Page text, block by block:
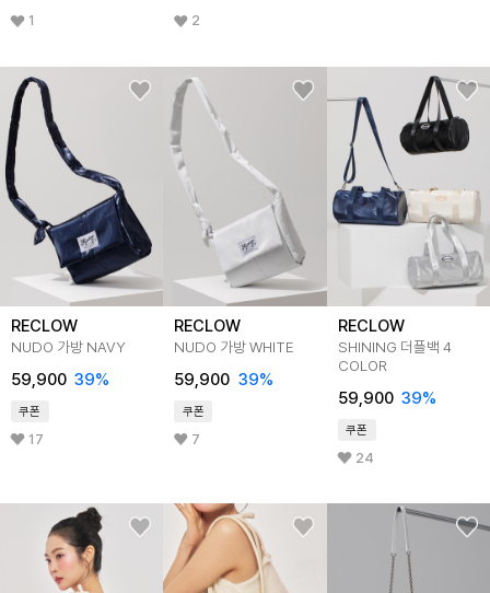
1 2
RECLOW
NUDO 가방 NAVY
59,900 39%
쿠폰
17
RECLOW
NUDO 가방 WHITE
59,900 39%
쿠폰
7
RECLOW
SHINING 더플백 4
COLOR
59,900 39%
쿠폰
24